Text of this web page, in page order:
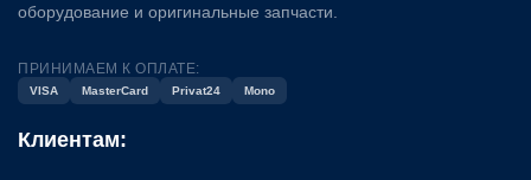
оборудование и оригинальные запчасти.
ПРИНИМАЕМ К ОПЛАТЕ:
VISA MasterCard Privat24 Mono
Клиентам: